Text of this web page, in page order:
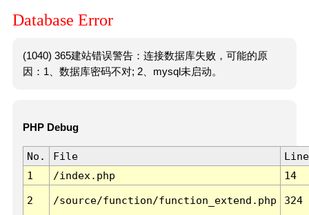
Database Error
(1040) 365建站错误警告：连接数据库失败，可能的原
因：1、数据库密码不对; 2、mysql未启动。
PHP Debug
No. File
Line
1
/index.php 14
2 /source/function/function_extend.php 324